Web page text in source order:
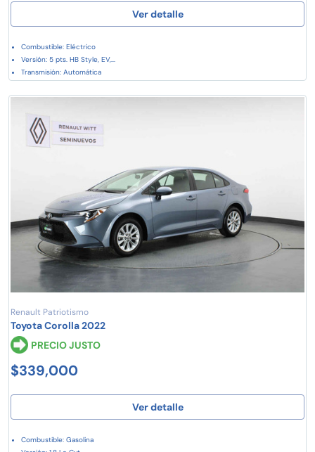
Ver detalle
Combustible: Eléctrico
Versión: 5 pts. HB Style, EV,...
Transmisión: Automática
Renault Patriotismo
Toyota Corolla 2022
PRECIO JUSTO
$339,000
Ver detalle
Combustible: Gasolina